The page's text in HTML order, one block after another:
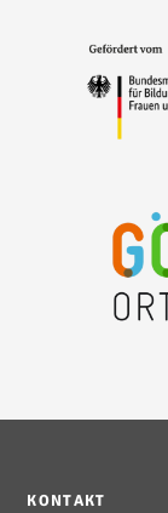
KONTAKT